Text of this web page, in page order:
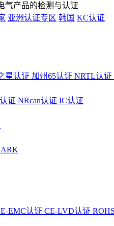
气产品的检测与认证
亚洲认证专区 韩国 KC认证
星认证 加州65认证 NRTL认证
证 NRcan认证 IC认证
EMC认证 CE-LVD认证